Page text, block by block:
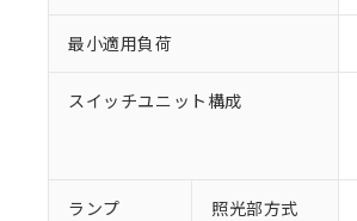
最小適用負荷
スイッチユニット構成
ランプ 照光部方式